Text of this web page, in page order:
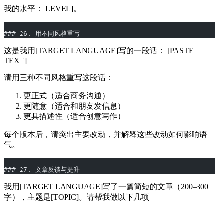
我的水平：[LEVEL]。
### 26. 用不同风格重写
这是我用[TARGET LANGUAGE]写的一段话： [PASTE
TEXT]
请用三种不同风格重写这段话：
更正式（适合商务沟通）
更随意（适合和朋友发信息）
更具描述性（适合创意写作）
每个版本后，请突出主要改动，并解释这些改动如何影响语
气。
### 27. 文章反馈与提升
我用[TARGET LANGUAGE]写了一篇简短的文章（200–300
字），主题是[TOPIC]。请帮我做以下几项：